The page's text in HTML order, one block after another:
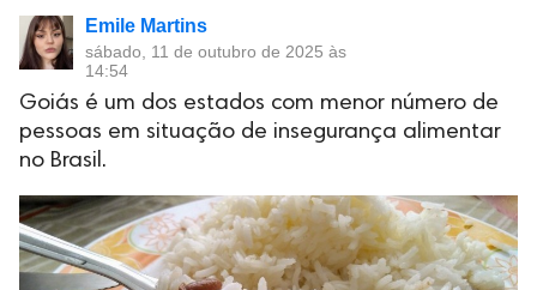
Emile Martins
sábado, 11 de outubro de 2025 às
14:54
Goiás é um dos estados com menor número de
pessoas em situação de insegurança alimentar
no Brasil.